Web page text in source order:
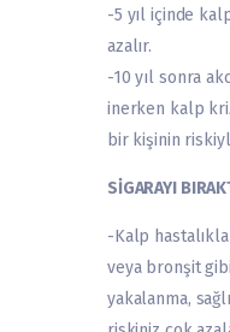
-5 yıl içinde
azalır.
-10 yıl sonra
inerken kalp
bir kişinin
SİGARAYI
-Kalp
veya bronşit
yakalanma,